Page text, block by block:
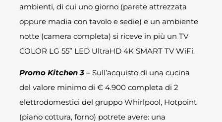
ambienti, di cui uno giorno (parete attrezzata
oppure madia con tavolo e sedie) e un ambiente
notte (camera completa) si riceve in più un TV
COLOR LG 55” LED UltraHD 4K SMART TV WiFi.
Promo Kitchen 3 – Sull’acquisto di una cucina
del valore minimo di € 4.900 completa di 2
elettrodomestici del gruppo Whirlpool, Hotpoint
(piano cottura, forno) potrete avere: una